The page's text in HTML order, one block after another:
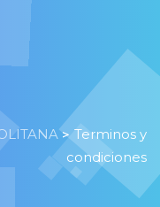
> Terminos y
condiciones